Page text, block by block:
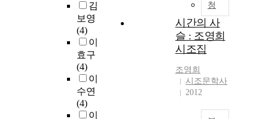
김
보영
(4)
이
효구
(4)
이
수연
(4)
이
청
시간의 사
슬 : 조영희
시조집
조영희
시조문학사
2012